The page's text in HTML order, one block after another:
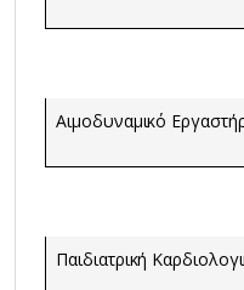
Αιμοδυναμικό
Παιδιατρική